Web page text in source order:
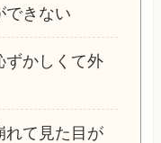
できない
ずかしくて外
れて見た目が